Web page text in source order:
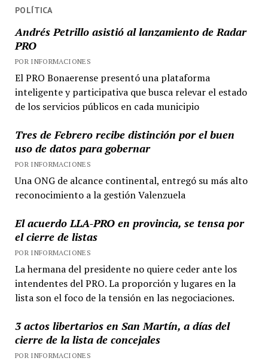
POLÍTICA
Andrés Petrillo asistió al lanzamiento de Radar
PRO
POR INFORMACIONES
El PRO Bonaerense presentó una plataforma
inteligente y participativa que busca relevar el estado
de los servicios públicos en cada municipio
Tres de Febrero recibe distinción por el buen
uso de datos para gobernar
POR INFORMACIONES
Una ONG de alcance continental, entregó su más alto
reconocimiento a la gestión Valenzuela
El acuerdo LLA-PRO en provincia, se tensa por
el cierre de listas
POR INFORMACIONES
La hermana del presidente no quiere ceder ante los
intendentes del PRO. La proporción y lugares en la
lista son el foco de la tensión en las negociaciones.
3 actos libertarios en San Martín, a días del
cierre de la lista de concejales
POR INFORMACIONES
cesto
basura